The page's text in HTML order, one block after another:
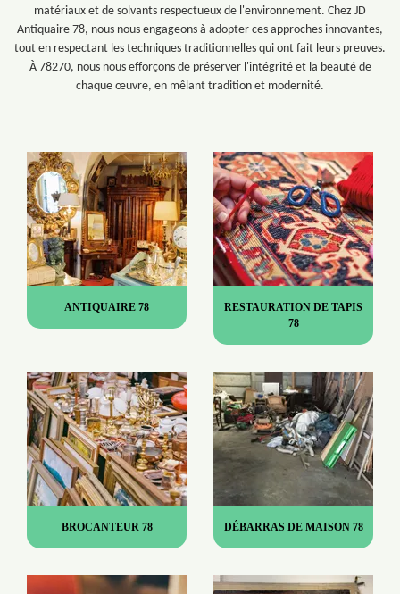
matériaux et de solvants respectueux de l'environnement. Chez JD
Antiquaire 78, nous nous engageons à adopter ces approches innovantes,
tout en respectant les techniques traditionnelles qui ont fait leurs preuves.
À 78270, nous nous efforçons de préserver l'intégrité et la beauté de
chaque œuvre, en mêlant tradition et modernité.
ANTIQUAIRE 78
RESTAURATION DE TAPIS
78
BROCANTEUR 78 DÉBARRAS DE MAISON 78